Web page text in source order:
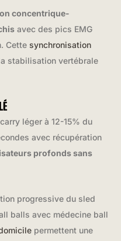
concentrique-
avec des pics EMG
Cette synchronisation
stabilisation vertébrale
carry léger à 12-15% du
avec récupération
profonds sans
progressive du sled
balls avec médecine ball
permettent une